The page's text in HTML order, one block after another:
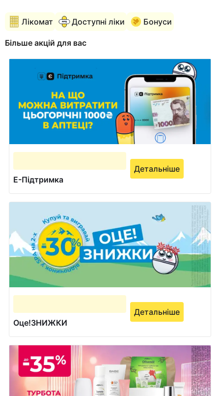
Лікомат Доступні ліки Бонуси
Більше акцій для вас
Е-Підтримка
Детальніше
Оце!ЗНИЖКИ
Детальніше